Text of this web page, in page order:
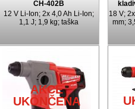
CH-402B
12 V Li-Ion; 2x 4,0 Ah Li-Ion;
1,1 J; 1,9 kg; taška
AKCE
UKONČENA
18 V;
mm;